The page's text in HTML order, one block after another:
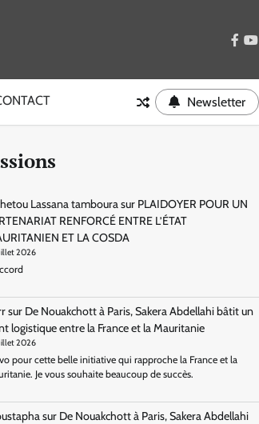
Newsletter
Lassana tambourasur PLAIDOYER POUR UN
RENFORCÉ ENTRE L’ÉTAT
ET LA COSDA
2026
sur De Nouakchott à Paris, Sakera Abdellahi bâtit un
logistique entre la France et la Mauritanie
2026
pour cette belle initiative qui rapproche la France et la
Je vous souhaite beaucoup de succès.
sur De Nouakchott à Paris, Sakera Abdellahi